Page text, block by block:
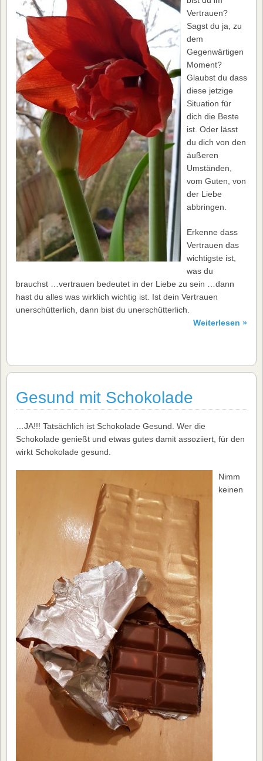
Vertrauen?
Sagst du ja, zu
dem
Gegenwärtigen
Moment?
Glaubst du dass
diese jetzige
Situation für
dich die Beste
ist. Oder lässt
du dich von den
äußeren
Umständen,
vom Guten, von
der Liebe
abbringen.
Erkenne dass
Vertrauen das
wichtigste ist,
was du
brauchst …vertrauen bedeutet in der Liebe zu sein …dann
hast du alles was wirklich wichtig ist. Ist dein Vertrauen
unerschütterlich, dann bist du unerschütterlich.
Weiterlesen »
Gesund mit Schokolade
…JA!!! Tatsächlich ist Schokolade Gesund. Wer die
Schokolade genießt und etwas gutes damit assoziiert, für den
wirkt Schokolade gesund.
Nimm
keinen